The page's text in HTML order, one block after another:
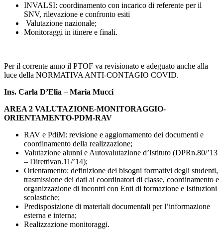
INVALSI: coordinamento con incarico di referente per il
SNV, rilevazione e confronto esiti
Valutazione nazionale;
Monitoraggi in itinere e finali.
Per il corrente anno il PTOF va revisionato e adeguato anche alla
luce della NORMATIVA ANTI-CONTAGIO COVID.
Ins. Carla D’Elia – Maria Mucci
AREA 2 VALUTAZIONE-MONITORAGGIO-
ORIENTAMENTO-PDM-RAV
RAV e PdiM: revisione e aggiornamento dei documenti e
coordinamento della realizzazione;
Valutazione alunni e Autovalutazione d’Istituto (DPRn.80/’13
– Direttivan.11/’14);
Orientamento: definizione dei bisogni formativi degli studenti,
trasmissione dei dati ai coordinatori di classe, coordinamento e
organizzazione di incontri con Enti di formazione e Istituzioni
scolastiche;
Predisposizione di materiali documentali per l’informazione
esterna e interna;
Realizzazione monitoraggi.